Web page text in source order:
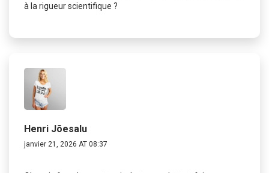
à la rigueur scientifique ?
Henri Jõesalu
janvier 21, 2026 AT 08:37